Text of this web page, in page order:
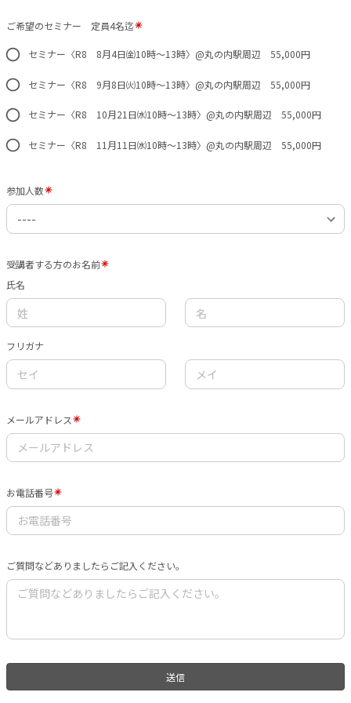
ご希望のセミナー 定員4名迄
セミナー〈R8 8月4日㈮10時〜13時〉@丸の内駅周辺 55,000円
セミナー〈R8 9月8日㈫10時〜13時〉@丸の内駅周辺 55,000円
セミナー〈R8 10月21日㈬10時〜13時〉@丸の内駅周辺 55,000円
セミナー〈R8 11月11日㈬10時〜13時〉@丸の内駅周辺 55,000円
参加人数
受講者する方のお名前
氏名
フリガナ
メールアドレス
お電話番号
ご質問などありましたらご記入ください。
送信